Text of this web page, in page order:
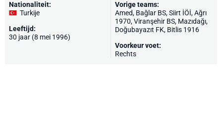
Nationaliteit:
Turkije
Leeftijd:
30 jaar (8 mei 1996)
Vorige teams:
Amed, Bağlar BS, Siirt İÖİ, Ağrı
1970, Viranşehir BS, Mazıdağı,
Doğubayazıt FK, Bitlis 1916
Voorkeur voet:
Rechts